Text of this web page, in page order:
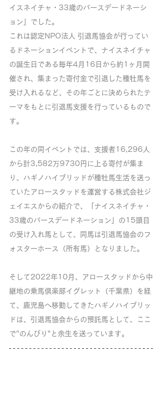
イスネイチャ・33歳のバースデードネーシ
ョン」でした。
これは認定NPO法人 引退馬協会が行ってい
るドネーションイベントで、ナイスネイチャ
の誕生日である毎年4月16日から約1ヶ月開
催され、集まった寄付金で引退した種牡馬を
受け入れるなど、その年ごとに決められたテ
ーマをもとに引退馬支援を行っているもので
す。
この年の同イベントでは、支援者16,296人
から計3,582万9730円に上る寄付が集ま
り、ハギノハイブリッドが種牡馬生活を送っ
ていたアロースタッドを運営する株式会社ジ
ェイエスからの紹介で、「ナイスネイチャ・
33歳のバースデードネーション」の15頭目
の受け入れ馬として、同馬は引退馬協会のフ
ォスターホース（所有馬）となりました。
そして2022年10月、アロースタッドから中
継地の乗馬倶楽部イグレット（千葉県）を経
て、鹿児島へ移動してきたハギノハイブリッ
ドは、引退馬協会からの預託馬として、ここ
で"のんびり"と余生を送っています。